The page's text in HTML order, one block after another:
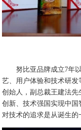
努比亚品牌成立7年
艺、用户体验和技术研
创始人，副总裁王建法先
创新、技术强国实现中国
对技术的追求是从诞生